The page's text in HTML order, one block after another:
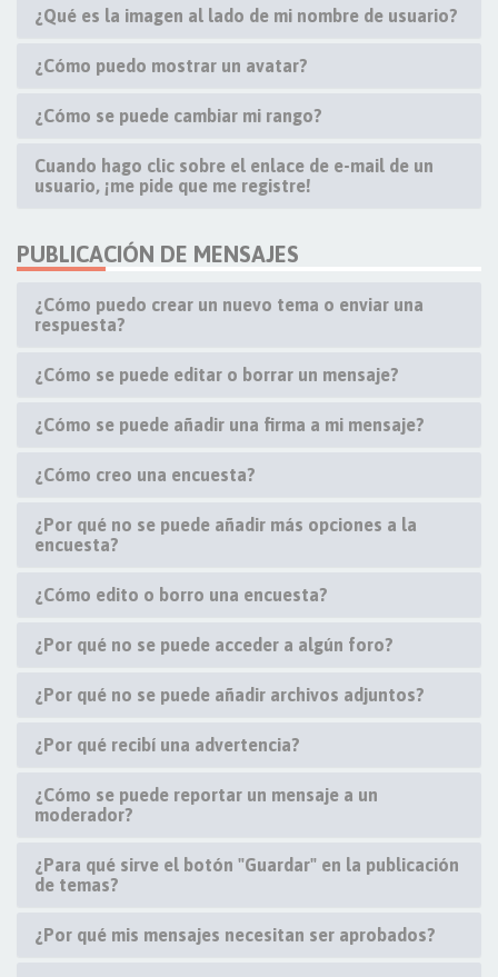
¿Qué es la imagen al lado de mi nombre de usuario?
¿Cómo puedo mostrar un avatar?
¿Cómo se puede cambiar mi rango?
Cuando hago clic sobre el enlace de e-mail de un
usuario, ¡me pide que me registre!
PUBLICACIÓN DE MENSAJES
¿Cómo puedo crear un nuevo tema o enviar una
respuesta?
¿Cómo se puede editar o borrar un mensaje?
¿Cómo se puede añadir una firma a mi mensaje?
¿Cómo creo una encuesta?
¿Por qué no se puede añadir más opciones a la
encuesta?
¿Cómo edito o borro una encuesta?
¿Por qué no se puede acceder a algún foro?
¿Por qué no se puede añadir archivos adjuntos?
¿Por qué recibí una advertencia?
¿Cómo se puede reportar un mensaje a un
moderador?
¿Para qué sirve el botón "Guardar" en la publicación
de temas?
¿Por qué mis mensajes necesitan ser aprobados?